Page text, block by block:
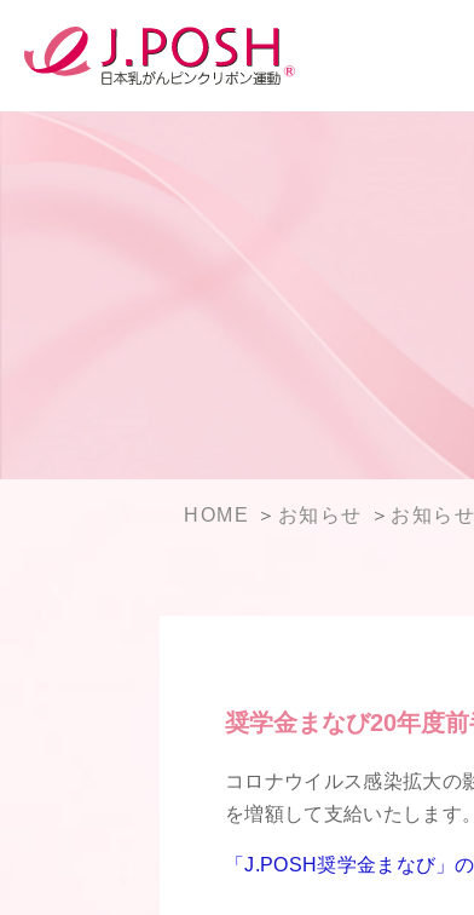
HOME お知らせ お知らせ
奨学金まなび20年度
コロナウイルス感染拡大の
を増額して支給いたします。
「J.POSH奨学金まなび」